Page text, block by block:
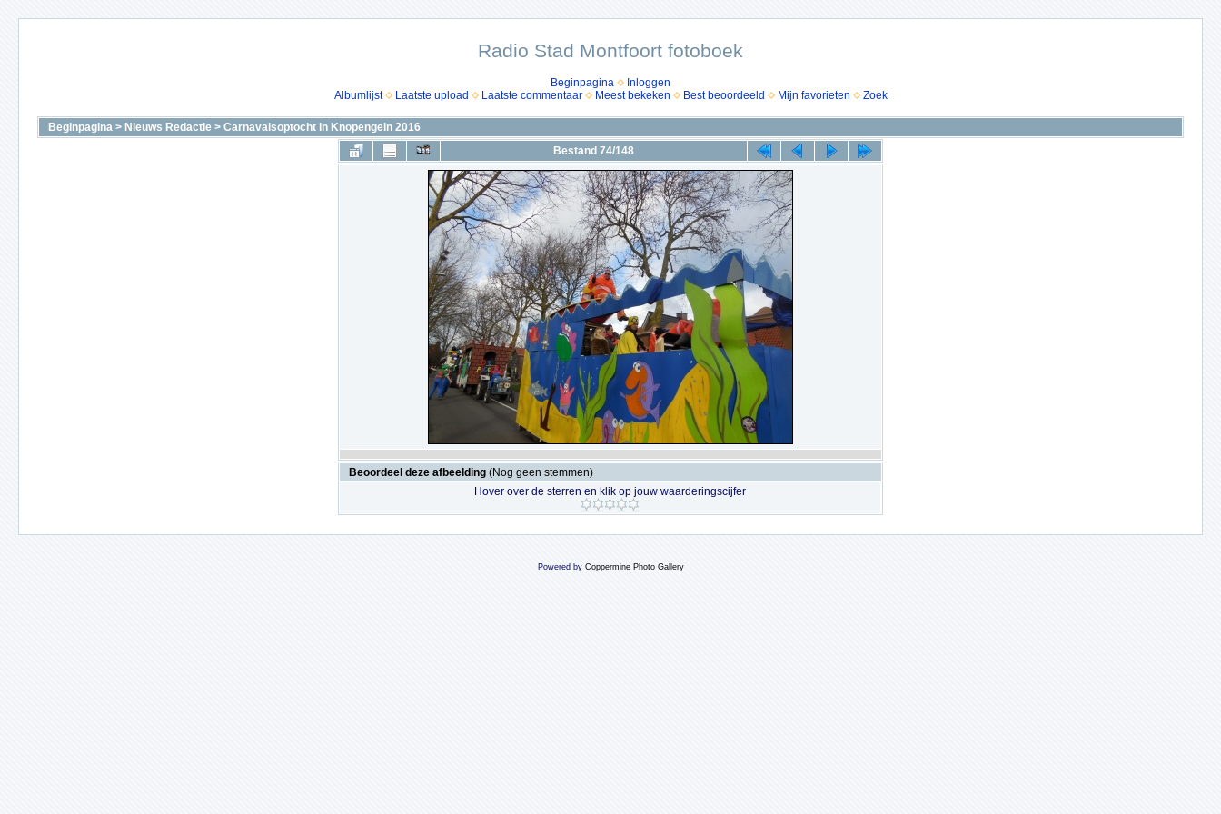
Radio Stad Montfoort fotoboek
Beginpagina
Inloggen
Albumlijst
Laatste upload Laatste commentaar Meest bekeken Best beoordeeld Mijn favorieten Zoek
Beginpagina > Nieuws Redactie > Carnavalsoptocht in Knopengein 2016
Bestand 74/148
Beoordeel deze afbeelding (Nog geen stemmen)
Hover over de sterren en klik op jouw waarderingscijfer
Powered by Coppermine Photo Gallery